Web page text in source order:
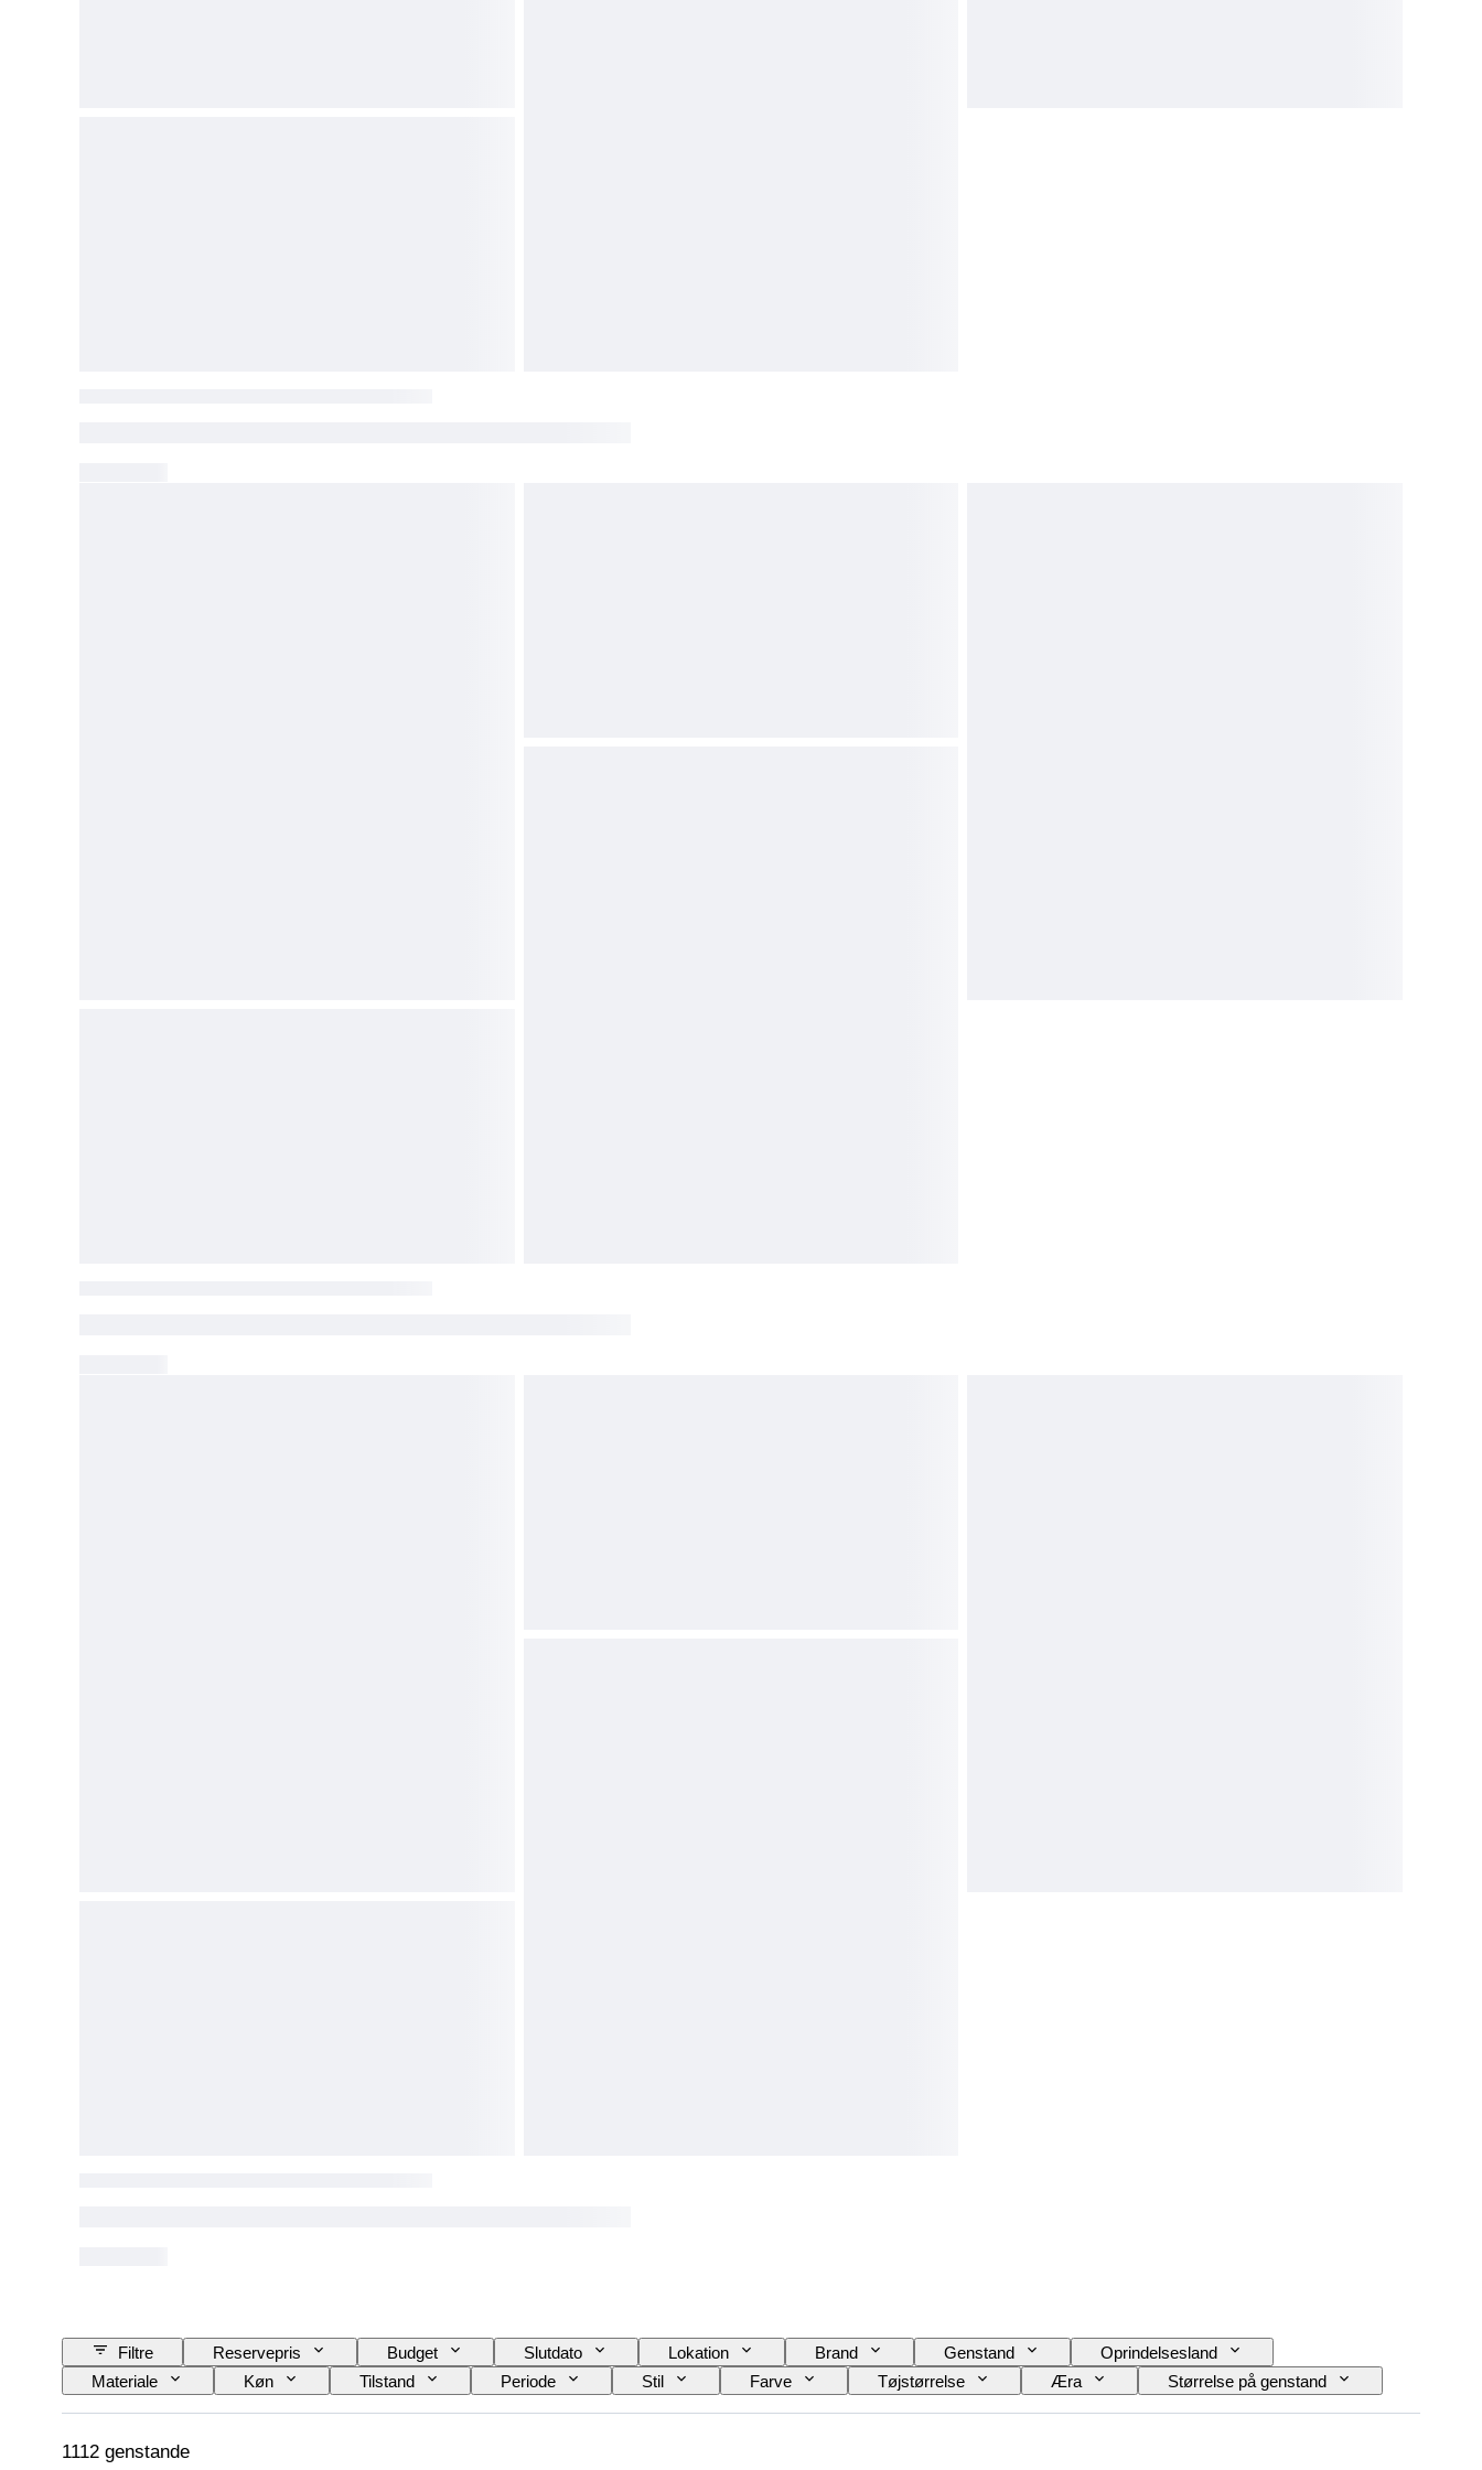
Filtre Reservepris Budget Slutdato Lokation Brand Genstand
Oprindelsesland
Materiale
Køn Tilstand Periode Stil Farve Tøjstørrelse Æra
Størrelse på genstand
Mønster
Skjortekravestørrelse
1112 genstande